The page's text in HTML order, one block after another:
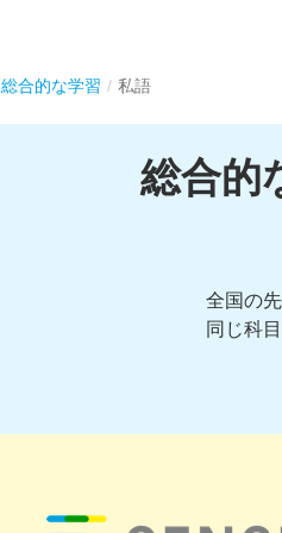
総合的な学習 私語
総合的
全国の
同じ科